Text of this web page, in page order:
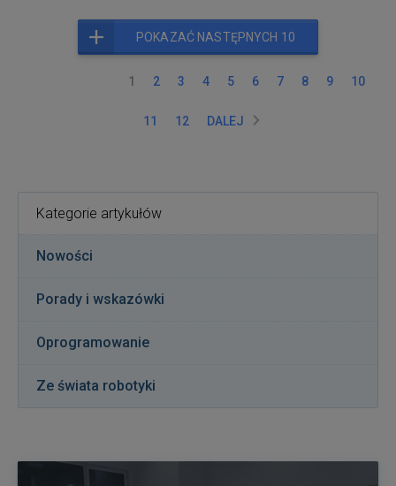
POKAZAĆ NASTĘPNYCH 10
1 2 3 4 5 6 7 8 9 10
11 12 DALEJ
Kategorie artykułów
Nowości
Porady i wskazówki
Oprogramowanie
Ze świata robotyki